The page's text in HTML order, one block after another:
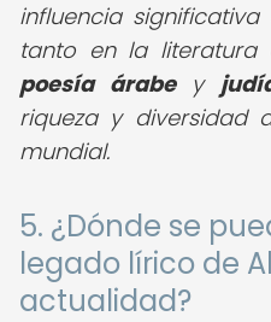
influencia
tanto en la literatura
poesía árabey
riqueza y diversidad
mundial.
5. ¿Dónde se
legado lírico de
actualidad?